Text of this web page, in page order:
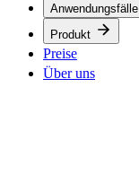
Anwendungsfälle
Produkt
Preise
Über uns